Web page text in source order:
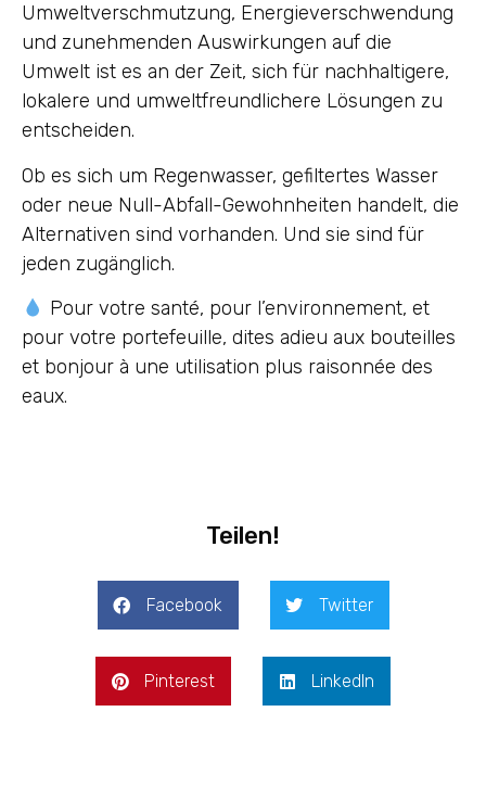
Umweltverschmutzung, Energieverschwendung
und zunehmenden Auswirkungen auf die
Umwelt ist es an der Zeit, sich für nachhaltigere,
lokalere und umweltfreundlichere Lösungen zu
entscheiden.
Ob es sich um Regenwasser, gefiltertes Wasser
oder neue Null-Abfall-Gewohnheiten handelt, die
Alternativen sind vorhanden. Und sie sind für
jeden zugänglich.
Pour votre santé, pour l’environnement, et
pour votre portefeuille, dites adieu aux bouteilles
et bonjour à une utilisation plus raisonnée des
eaux.
Teilen!
Facebook Twitter
Pinterest LinkedIn